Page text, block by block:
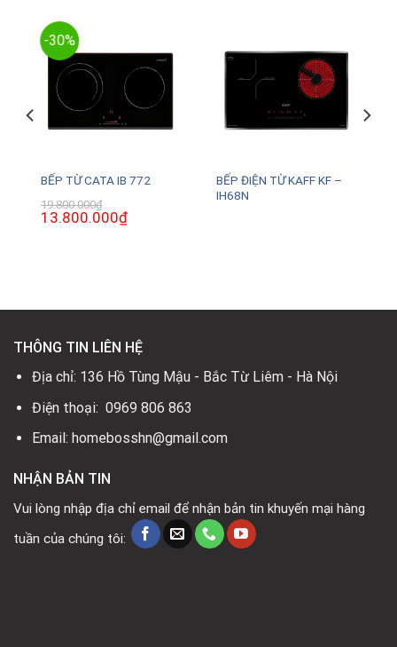
-30%
BẾP TỪ CATA IB 772
19.800.000₫
Giá
gốc
13.800.000₫Giá
hiện
BẾP ĐIỆN TỪ KAFF KF –
IH68N
THÔNG TIN LIÊN HỆ
Địa chỉ: 136 Hồ Tùng Mậu - Bắc Từ Liêm - Hà Nội
Điện thoại: 0969 806 863
Email: homebosshn@gmail.com
NHẬN BẢN TIN
Vui lòng nhập địa chỉ email để nhận bản tin khuyến mại hàng
tuần của chúng tôi: